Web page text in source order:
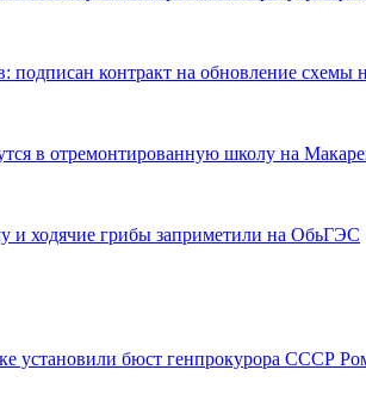
подписан контракт на обновление схемы
в отремонтированную школу на
и ходячие грибы заприметили на ОбьГЭС
установили бюст генпрокурора СССР